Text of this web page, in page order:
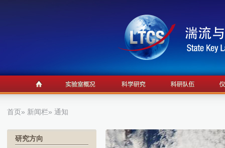
首页» 新闻栏» 通知
研究方向